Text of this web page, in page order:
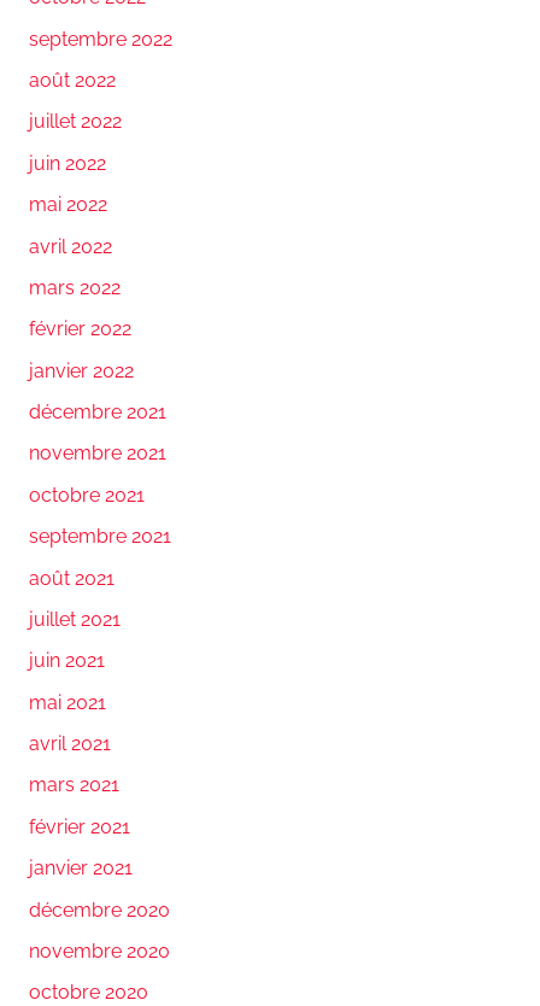
septembre 2022
août 2022
juillet 2022
juin 2022
mai 2022
avril 2022
mars 2022
février 2022
janvier 2022
décembre 2021
novembre 2021
octobre 2021
septembre 2021
août 2021
juillet 2021
juin 2021
mai 2021
avril 2021
mars 2021
février 2021
janvier 2021
décembre 2020
novembre 2020
octobre 2020